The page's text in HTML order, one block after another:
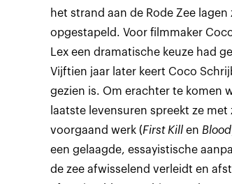
het strand aan de Rode Zee
opgestapeld. Voor filmmaker
Lex een dramatische keuze had
Vijftien jaar later keert Coco
gezien is. Om erachter te komen
laatste levensuren spreekt ze
voorgaand werk (First Kill en
een gelaagde, essayistische
de zee afwisselend verleidt en